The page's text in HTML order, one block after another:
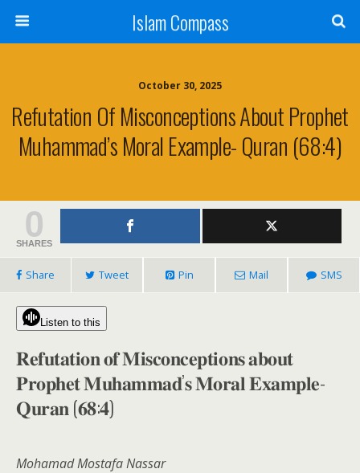
Islam Compass
October 30, 2025
Refutation Of Misconceptions About Prophet
Muhammad’s Moral Example- Quran (68:4)
0
SHARES
Share Tweet Pin Mail SMS
Listen to this
𝐑𝐞𝐟𝐮𝐭𝐚𝐭𝐢𝐨𝐧 𝐨𝐟 𝐌𝐢𝐬𝐜𝐨𝐧𝐜𝐞𝐩𝐭𝐢𝐨𝐧𝐬 𝐚𝐛𝐨𝐮𝐭
𝐏𝐫𝐨𝐩𝐡𝐞𝐭 𝐌𝐮𝐡𝐚𝐦𝐦𝐚𝐝’𝐬 𝐌𝐨𝐫𝐚𝐥 𝐄𝐱𝐚𝐦𝐩𝐥𝐞-
𝐐𝐮𝐫𝐚𝐧 (𝟔𝟖:𝟒)
Mohamad Mostafa Nassar